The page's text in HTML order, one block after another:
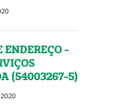
-
(54003267-5)